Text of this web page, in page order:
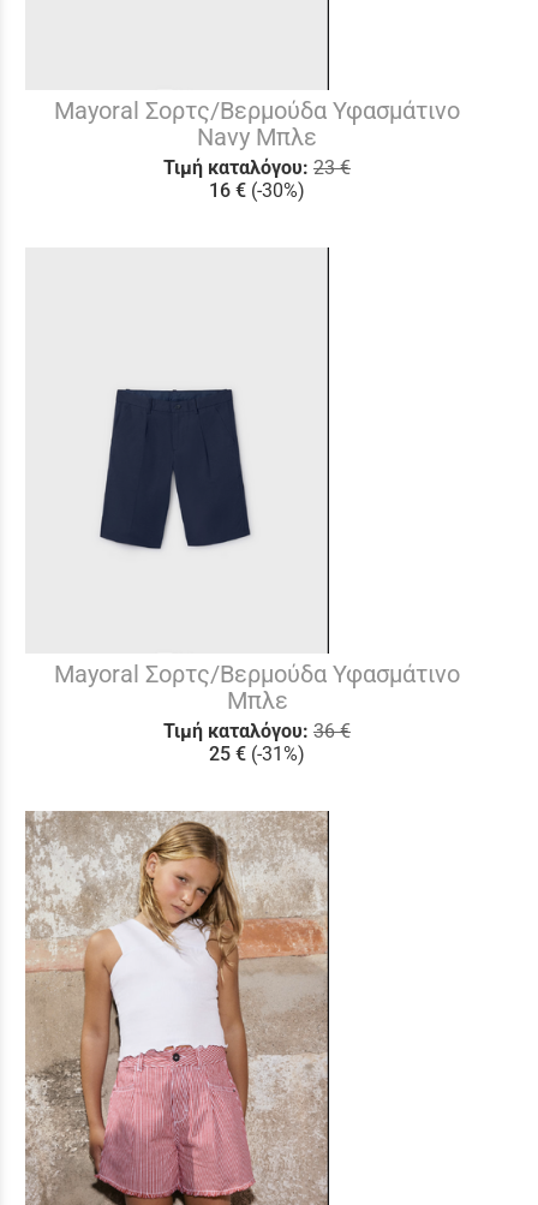
Mayoral Σορτς/Βερμούδα Υφασμάτινο
Navy Μπλε
Τιμή καταλόγου: 23 €
16 € (-30%)
Mayoral Σορτς/Βερμούδα Υφασμάτινο
Μπλε
Τιμή καταλόγου: 36 €
25 € (-31%)